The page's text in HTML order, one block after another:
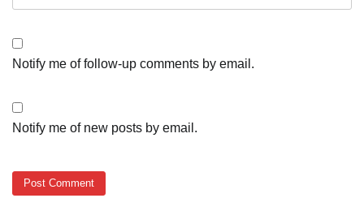
Notify me of follow-up comments by email.
Notify me of new posts by email.